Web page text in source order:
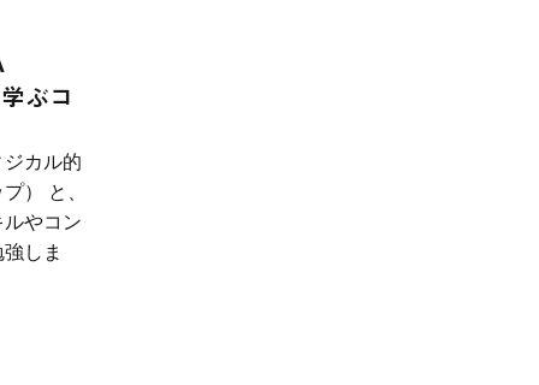
ぶコ
カル的
） と、
やコン
しま